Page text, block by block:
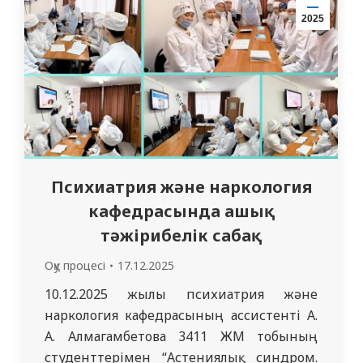
жауапкершілікті, ұлттық құндылықтарды
құрметтеуді және студенттердің
болашақ кәсіби және әлеуметтік
миссиясын саналы…
2025
Психиатрия және наркология
кафедрасында ашық
тәжірибелік сабақ
Оқу процесі 17.12.2025
10.12.2025 жылы психиатрия және
наркология кафедрасының ассистенті А.
А. Алмагамбетова 3411 ЖМ тобының
студенттерімен “Астениялық синдром.